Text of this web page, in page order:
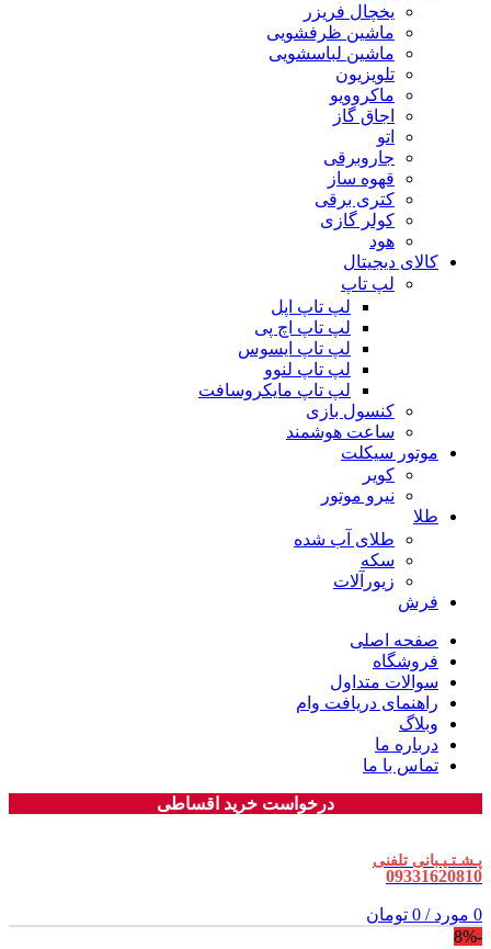
یخچال فریزر
ماشین ظرفشویی
ماشین لباسشویی
تلویزیون
ماکروویو
اجاق گاز
اتو
جاروبرقی
قهوه ساز
کتری برقی
کولر گازی
هود
کالای دیجیتال
لپ تاپ
لپ تاپ اپل
لپ تاپ اچ پی
لپ تاپ ایسوس
لپ تاپ لنوو
لپ تاپ مایکروسافت
کنسول بازی
ساعت هوشمند
موتور سیکلت
کویر
نیرو موتور
طلا
طلای آب شده
سکه
زیورآلات
فرش
صفحه اصلی
فروشگاه
سوالات متداول
راهنمای دریافت وام
وبلاگ
درباره ما
تماس با ما
درخواست خرید اقساطی
پـشـتـیـبانی تلفنی
09331620810
0 مورد /
0 تومان
-8%